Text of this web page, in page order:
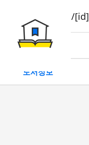
book/rent/[id]
대여
도서정보